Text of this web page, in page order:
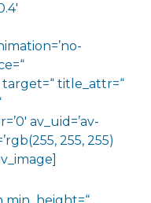
target=“ title_attr=“
av_uid=’av-
255, 255)